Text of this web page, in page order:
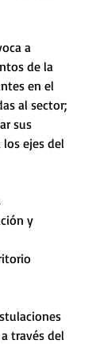
a
de la
en el
al sector;
sus
ejes del
y
a través del